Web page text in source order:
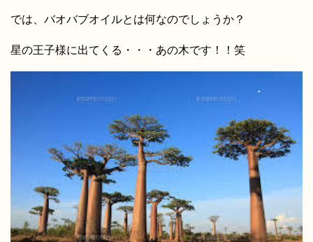
では、バオバブオイルとは何なのでしょうか？
星の王子様に出てくる・・・あの木です！！笑